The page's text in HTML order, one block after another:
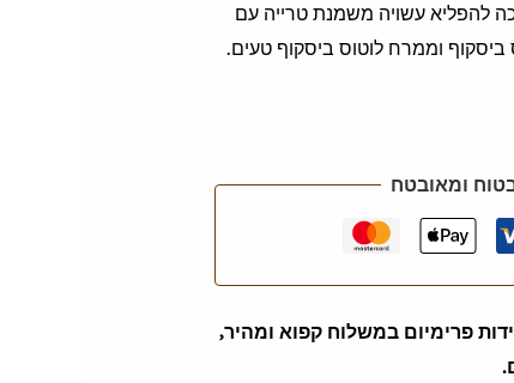
להפליא עשויה משמנת טרייה עם
ביסקוף וממרח לוטוס ביסקוף טעים.
ומאובטח
פרימיום במשלוח קפוא ומהיר,